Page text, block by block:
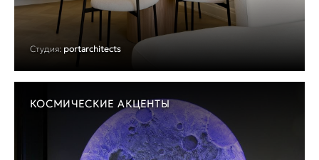
Студия: portarchitects
КОСМИЧЕСКИЕ АКЦЕНТЫ